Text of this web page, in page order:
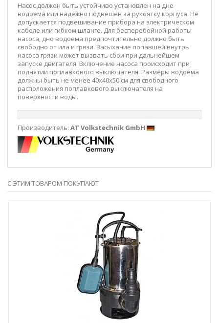
Насос должен быть устойчиво установлен на дне
водоема или надежно подвешен за рукоятку корпуса. Не
допускается подвешивание прибора на электрическом
кабеле или гибком шланге. Для бесперебойной работы
насоса, дно водоема предпочтительно должно быть
свободно от ила и грязи. Засыхание попавшей внутрь
насоса грязи может вызвать сбои при дальнейшем
запуске двигателя. Включение насоса происходит при
поднятии поплавкового выключателя. Размеры водоема
должны быть не менее 40х40х50 см для свободного
расположения поплавкового выключателя на
поверхности воды.
Производитель: AT Volkstechnik GmbH
С ЭТИМ ТОВАРОМ ПОКУПАЮТ